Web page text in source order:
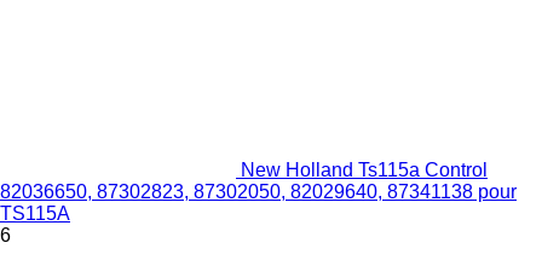
New Holland Ts115a Control
82036650, 87302823, 87302050, 82029640, 87341138 pour
TS115A
6